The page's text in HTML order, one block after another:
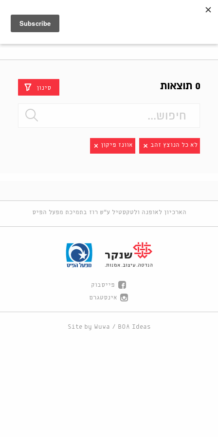
0 תוצאות סינון
לא כל הנוצץ זהב אוונז פיקון
הארכיון לאופנה ולטקסטיל ע"ש רוז בתמיכת מפעל הפיס
פייסבוק
אינסטגרם
Site by Wuwa / BOA Ideas